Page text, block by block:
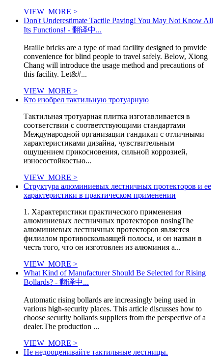
VIEW_MORE >
Don't Underestimate Tactile Paving! You May Not Know All
Its Functions! - 翻译中...
Braille bricks are a type of road facility designed to provide
convenience for blind people to travel safely. Below, Xiong
Chang will introduce the usage method and precautions of
this facility. Let&#...
VIEW_MORE >
Кто изобрел тактильную тротуарную
Тактильная тротуарная плитка изготавливается в
соответствии с соответствующими стандартами
Международной организации гандикап с отличными
характеристиками дизайна, чувствительным
ощущением прикосновения, сильной коррозией,
износостойкостью...
VIEW_MORE >
Структура алюминиевых лестничных протекторов и ее
характеристики в практическом применении
1. Характеристики практического применения
алюминиевых лестничных протекторов nosingThe
алюминиевых лестничных протекторов является
филиалом противоскользящей полосы, и он назван в
честь того, что он изготовлен из алюминия a...
VIEW_MORE >
What Kind of Manufacturer Should Be Selected for Rising
Bollards? - 翻译中...
Automatic rising bollards are increasingly being used in
various high-security places. This article discusses how to
choose security bollards suppliers from the perspective of a
dealer.The production ...
VIEW_MORE >
Не недооценивайте тактильные лестницы.